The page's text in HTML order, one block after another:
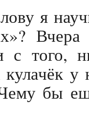
я
того,
у
бы